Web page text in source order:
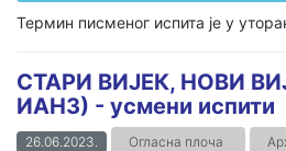
Термин писменог испита је у
СТАРИ ВИЈЕК, НОВИ
ИАН3) - усмени испити
26.06.2023. Огласна плоча